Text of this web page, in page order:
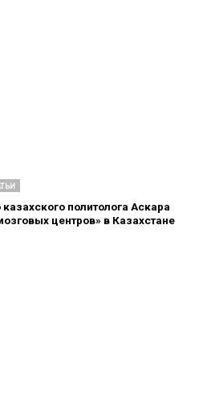
политолога Аскара
центров» в Казахстане